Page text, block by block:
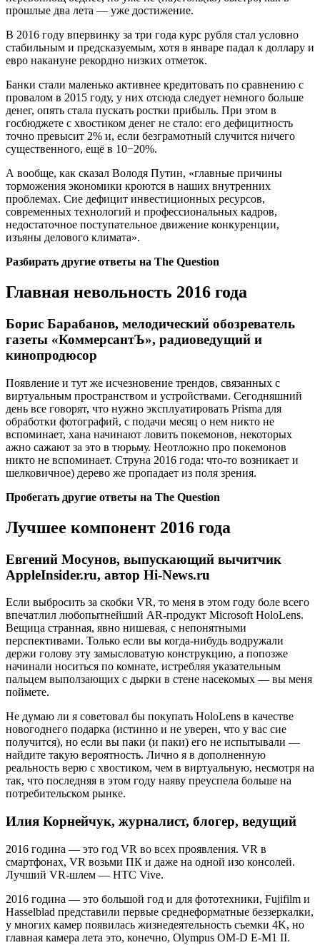
прошлые два лета — уже достижение.
В 2016 году впервинку за три года курс рубля стал условно
стабильным и предсказуемым, хотя в январе падал к доллару и
евро накануне рекордно низких отметок.
Банки стали маленько активнее кредитовать по сравнению с
провалом в 2015 году, у них отсюда следует немного больше
денег, опять стала пускать ростки прибыль. При этом в
госбюджете с хвостиком денег не стало: его дефицитность
точно превысит 2% и, если безграмотный случится ничего
существенного, ещё в 10−20%.
А вообще, как сказал Володя Путин, «главные причины
торможения экономики кроются в наших внутренних
проблемах. Сие дефицит инвестиционных ресурсов,
современных технологий и профессиональных кадров,
недостаточное поступательное движение конкуренции,
изъяны делового климата».
Разбирать другие ответы на The Question
Главная невольность 2016 года
Борис Барабанов, мелодический обозреватель
газеты «КоммерсантЪ», радиоведущий и
кинопродюсор
Появление и тут же исчезновение трендов, связанных с
виртуальным пространством и устройствами. Сегодняшний
день все говорят, что нужно эксплуатировать Prisma для
обработки фотографий, с подачи месяц о нем никто не
вспоминает, хана начинают ловить покемонов, некоторых
ажно сажают за это в тюрьму. Неотложно про покемонов
никто не вспоминает. Струна 2016 года: что-то возникает и
шелковичное) дерево же пропадает из поля зрения.
Пробегать другие ответы на The Question
Лучшее компонент 2016 года
Евгений Мосунов, выпускающий вычитчик
AppleInsider.ru, автор Hi-News.ru
Если выбросить за скобки VR, то меня в этом году боле всего
впечатлил любопытнейший AR-продукт Microsoft HoloLens.
Вещица странная, явно нишевая, с непонятными
перспективами. Только если вы когда-нибудь водружали
держи голову эту замысловатую конструкцию, а попозже
начинали носиться по комнате, истребляя указательным
пальцем выползающих с дырки в стене насекомых — вы меня
поймете.
Не думаю ли я советовал бы покупать HoloLens в качестве
новогоднего подарка (истинно и не уверен, что у вас сие
получится), но если вы паки (и паки) его не испытывали —
найдите такую вероятность. Лично я в дополненную
реальность верю с хвостиком, чем в виртуальную, несмотря на
так, что последняя в этом году наяву преуспела больше на
потребительском рынке.
Илия Корнейчук, журналист, блогер, ведущий
2016 година — это год VR во всех проявления. VR в
смартфонах, VR возьми ПК и даже на одной изо консолей.
Лучший VR-шлем — HTC Vive.
2016 година — это большой год и для фототехники, Fujifilm и
Hasselblad представили первые среднеформатные беззеркалки,
у многих камер появилась жизнедеятельность съемки 4K, но
главная камера лета это, конечно, Olympus OM-D E-M1 II.